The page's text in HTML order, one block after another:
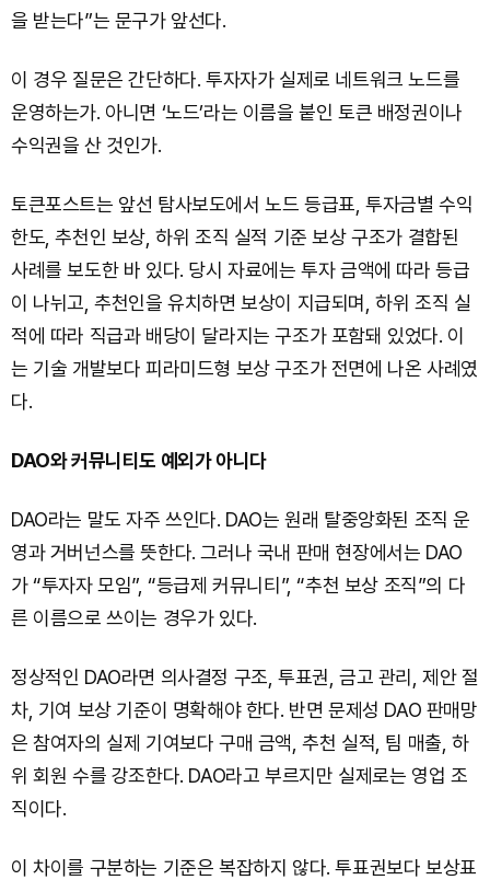
을 받는다”는 문구가 앞선다.
이 경우 질문은 간단하다. 투자자가 실제로 네트워크 노드를
운영하는가. 아니면 ‘노드’라는 이름을 붙인 토큰 배정권이나
수익권을 산 것인가.
토큰포스트는 앞선 탐사보도에서 노드 등급표, 투자금별 수익
한도, 추천인 보상, 하위 조직 실적 기준 보상 구조가 결합된
사례를 보도한 바 있다. 당시 자료에는 투자 금액에 따라 등급
이 나뉘고, 추천인을 유치하면 보상이 지급되며, 하위 조직 실
적에 따라 직급과 배당이 달라지는 구조가 포함돼 있었다. 이
는 기술 개발보다 피라미드형 보상 구조가 전면에 나온 사례였
다.
DAO와 커뮤니티도 예외가 아니다
DAO라는 말도 자주 쓰인다. DAO는 원래 탈중앙화된 조직 운
영과 거버넌스를 뜻한다. 그러나 국내 판매 현장에서는 DAO
가 “투자자 모임”, “등급제 커뮤니티”, “추천 보상 조직”의 다
른 이름으로 쓰이는 경우가 있다.
정상적인 DAO라면 의사결정 구조, 투표권, 금고 관리, 제안 절
차, 기여 보상 기준이 명확해야 한다. 반면 문제성 DAO 판매망
은 참여자의 실제 기여보다 구매 금액, 추천 실적, 팀 매출, 하
위 회원 수를 강조한다. DAO라고 부르지만 실제로는 영업 조
직이다.
이 차이를 구분하는 기준은 복잡하지 않다. 투표권보다 보상표